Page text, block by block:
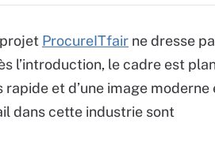
ProcureITfair ne dresse
l’introduction, le cadre est
rapide et d’une image moderne
dans cette industrie sont